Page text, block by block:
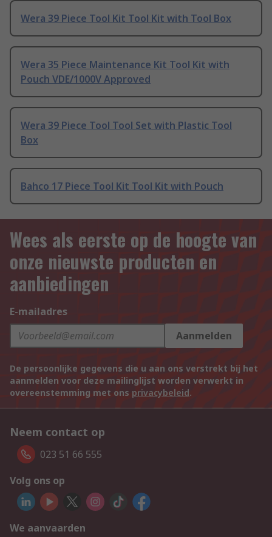
Wera 39 Piece Tool Kit Tool Kit with Tool Box
Wera 35 Piece Maintenance Kit Tool Kit with
Pouch VDE/1000V Approved
Wera 39 Piece Tool Tool Set with Plastic Tool
Box
Bahco 17 Piece Tool Kit Tool Kit with Pouch
Wees als eerste op de hoogte van
onze nieuwste producten en
aanbiedingen
E-mailadres
Aanmelden
De persoonlijke gegevens die u aan ons verstrekt bij het
aanmelden voor deze mailinglijst worden verwerkt in
overeenstemming met ons privacybeleid.
Neem contact op
023 51 66 555
Volg ons op
We aanvaarden